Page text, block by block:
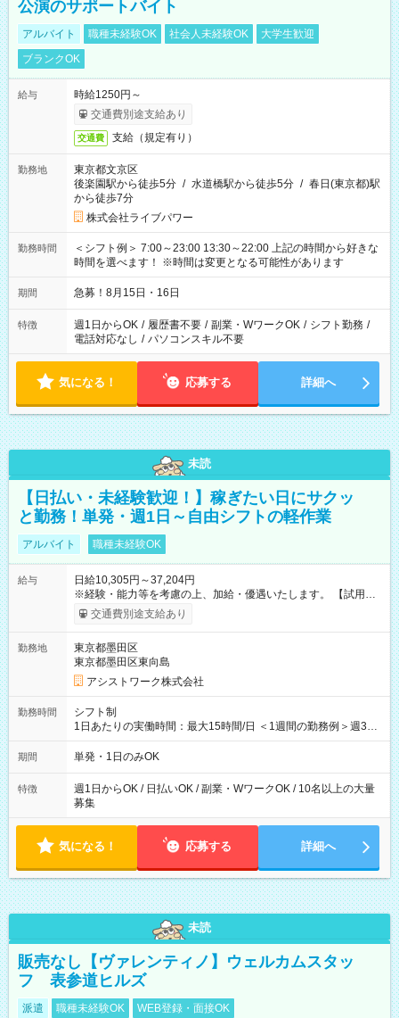
公演のサポートバイト
アルバイト 職種未経験OK 社会人未経験OK
大学生歓迎
ブランクOK
給与
時給1250円～
交通費別途支給あり
交通費 支給（規定有り）
勤務地
東京都文京区
後楽園駅から徒歩5分 / 水道橋駅から徒歩5分 / 春日(東京都)駅
から徒歩7分
株式会社ライブパワー
勤務時間
＜シフト例＞ 7:00～23:00 13:30～22:00 上記の時間から好きな
時間を選べます！ ※時間は変更となる可能性があります
期間 急募！8月15日・16日
特徴 週1日からOK / 履歴書不要 / 副業・WワークOK / シフト勤務 /
電話対応なし / パソコンスキル不要
気になる！ 応募する 詳細へ
未読
【日払い・未経験歓迎！】稼ぎたい日にサクッ
と勤務！単発・週1日～自由シフトの軽作業
アルバイト 職種未経験OK
給与
日給10,305円～37,204円
※経験・能力等を考慮の上、加給・優遇いたします。 【試用期
間】試用期間なし
交通費別途支給あり
勤務地
東京都墨田区
東京都墨田区東向島
アシストワーク株式会社
勤務時間
シフト制
1日あたりの実働時間：最大15時間/日 ＜1週間の勤務例＞週3回
勤務 勤務：月・水・金 休み：火・木・土・日 好きな時にお仕事
可能です！ ※1日あたりの最大実働時間は日勤、夜勤共に勤務し
期間 単発・1日のみOK
特徴
週1日からOK / 日払いOK / 副業・WワークOK / 10名以上の大量
募集
気になる！ 応募する 詳細へ
未読
販売なし【ヴァレンティノ】ウェルカムスタッ
フ 表参道ヒルズ
派遣 職種未経験OK WEB登録・面接OK